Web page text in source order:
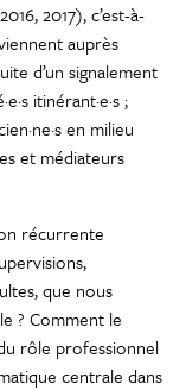
2017), c’est-à-
auprès
d’un signalement
itinérant·e·s ;
en milieu
et médiateurs
récurrente
que nous
? Comment le
rôle professionnel
centrale dans